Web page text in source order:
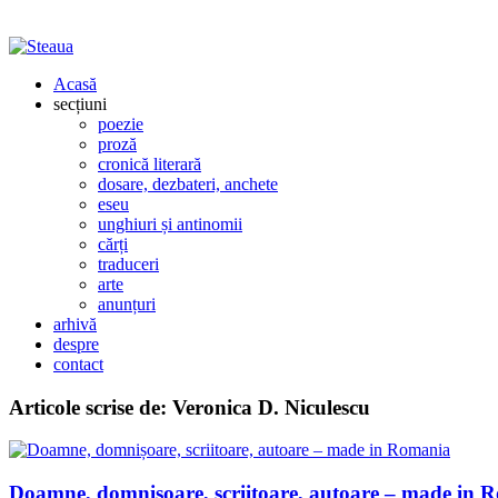
Acasă
secțiuni
poezie
proză
cronică literară
dosare, dezbateri, anchete
eseu
unghiuri și antinomii
cărți
traduceri
arte
anunțuri
arhivă
despre
contact
Articole scrise de: Veronica D. Niculescu
Doamne, domnișoare, scriitoare, autoare – made in